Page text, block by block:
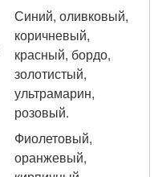
Синий, оливковый,
коричневый,
красный, бордо,
золотистый,
ультрамарин,
розовый.
Фиолетовый,
оранжевый,